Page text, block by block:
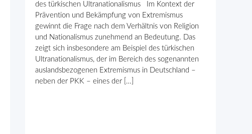
des türkischen Ultranationalismus Im Kontext der
Prävention und Bekämpfung von Extremismus
gewinnt die Frage nach dem Verhält­nis von Religion
und Nationalismus zunehmend an Bedeutung. Das
zeigt sich insbesondere am Beispiel des türkischen
Ultranationalismus, der im Bereich des sogenannten
auslandsbezogenen Extremismus in Deutschland –
neben der PKK – eines der […]